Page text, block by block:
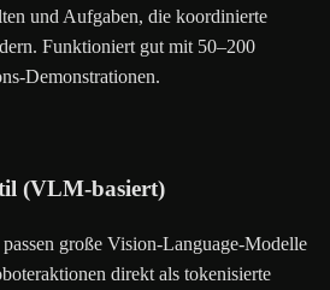
und Aufgaben, die koordinierte
Funktioniert gut mit 50–200
Demonstrationen.
(VLM-basiert)
große Vision-Language-Modelle
direkt als tokenisierte